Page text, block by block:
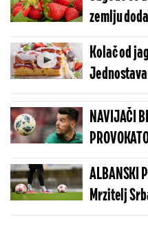
zemlju
Kolač od
za minut
NAVIJAČI
brutalnu
ALBANSKI
Mrzitelj